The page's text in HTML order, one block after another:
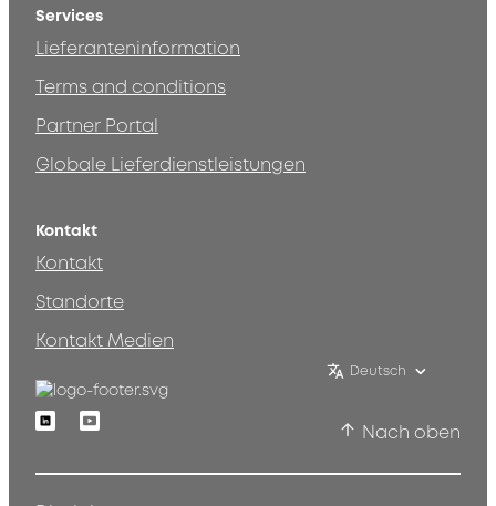
Services
Lieferanteninformation
Terms and conditions
Partner Portal
Globale Lieferdienstleistungen
Kontakt
Kontakt
Standorte
Kontakt Medien
Deutsch
LinkedinYoutube
Nach oben